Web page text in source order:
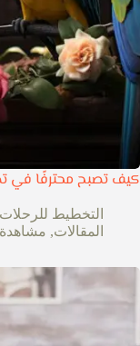
كيف تصبح محترفًا في
التخطيط للرحلات
المقالات, مشاهدة